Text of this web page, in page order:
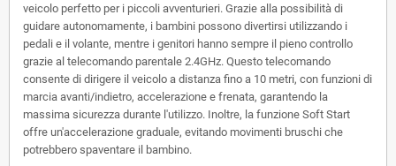
veicolo perfetto per i piccoli avventurieri. Grazie alla possibilità di
guidare autonomamente, i bambini possono divertirsi utilizzando i
pedali e il volante, mentre i genitori hanno sempre il pieno controllo
grazie al telecomando parentale 2.4GHz. Questo telecomando
consente di dirigere il veicolo a distanza fino a 10 metri, con funzioni di
marcia avanti/indietro, accelerazione e frenata, garantendo la
massima sicurezza durante l'utilizzo. Inoltre, la funzione Soft Start
offre un'accelerazione graduale, evitando movimenti bruschi che
potrebbero spaventare il bambino.